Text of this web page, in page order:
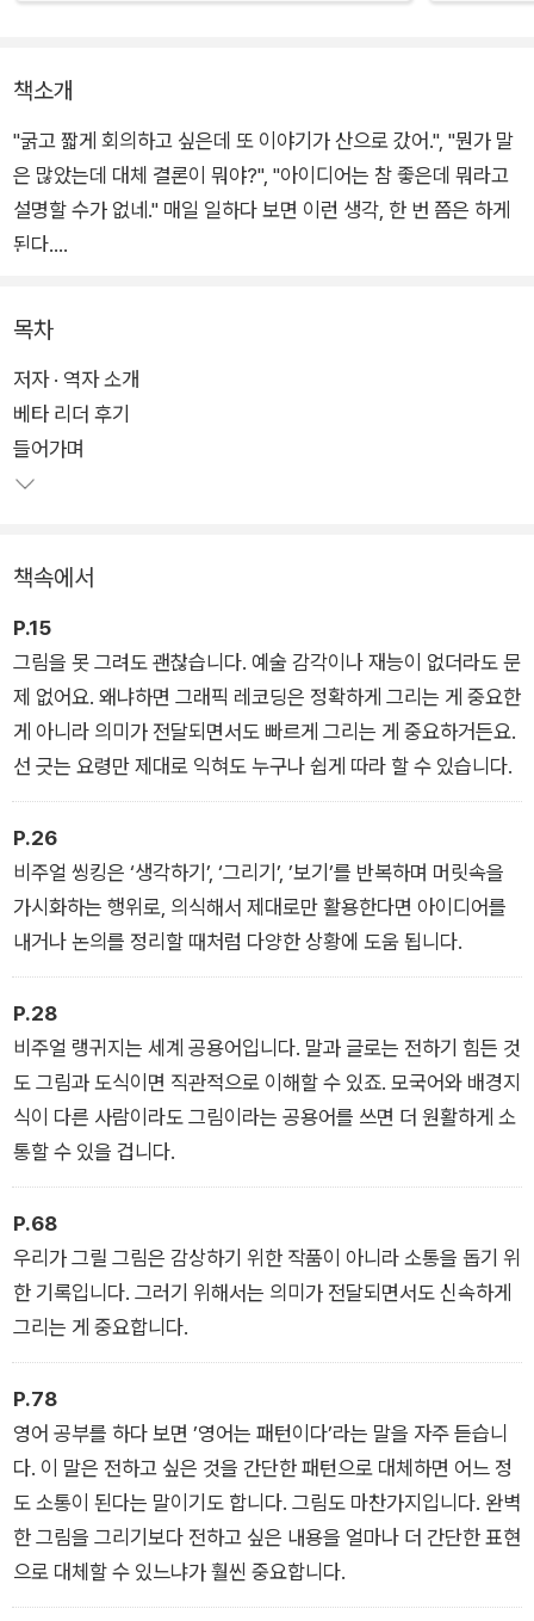
책소개
"굵고 짧게 회의하고 싶은데 또 이야기가 산으로 갔어.", "뭔가 말
은 많았는데 대체 결론이 뭐야?", "아이디어는 참 좋은데 뭐라고
설명할 수가 없네." 매일 일하다 보면 이런 생각, 한 번 쯤은 하게
된다.
더 생산적이고 더 창조적으로 일하고 싶은 여러분께 '그래픽 레코
딩'을 추천한다. 그래픽 레코딩은 회의나 강연 내용을 실시간에
가시화하는 기법으로, 생각을 공유하거나 문제를 발견하는 등, 커
뮤니케이션 활성화에 도움이 된다. 이 책은 그림을 직접 그리면서
사고력과 표현력을 키우는 걸 목표로 한다. 종이와 펜, 아이패드
나 갤럭시탭을 꺼내서 직접 따라하며 그려보자.
이디어를 스케치하거나, 자신의 이야기를 그림으로 표현하기도
하고, 다른 사람의 강연을 요약, 정리하기도 한다. 심지어 프로젝
트를 소개하는 홍보 자료로 활용되기도 한다. 그래픽 레코딩을 한
마디로 설명하면 ‘말과 생각을 그림으로 기록하고 공유하는 방
법’이다.
목차
저자 · 역자 소개
베타 리더 후기
들어가며
책속에서
P.15
그림을 못 그려도 괜찮습니다. 예술 감각이나 재능이 없더라도 문
제 없어요. 왜냐하면 그래픽 레코딩은 정확하게 그리는 게 중요한
게 아니라 의미가 전달되면서도 빠르게 그리는 게 중요하거든요.
선 긋는 요령만 제대로 익혀도 누구나 쉽게 따라 할 수 있습니다.
P.26
비주얼 씽킹은 ‘생각하기’, ‘그리기’, ’보기’를 반복하며 머릿속을
가시화하는 행위로, 의식해서 제대로만 활용한다면 아이디어를
내거나 논의를 정리할 때처럼 다양한 상황에 도움 됩니다.
P.28
비주얼 랭귀지는 세계 공용어입니다. 말과 글로는 전하기 힘든 것
도 그림과 도식이면 직관적으로 이해할 수 있죠. 모국어와 배경지
식이 다른 사람이라도 그림이라는 공용어를 쓰면 더 원활하게 소
통할 수 있을 겁니다.
P.68
우리가 그릴 그림은 감상하기 위한 작품이 아니라 소통을 돕기 위
한 기록입니다. 그러기 위해서는 의미가 전달되면서도 신속하게
그리는 게 중요합니다.
P.78
영어 공부를 하다 보면 ’영어는 패턴이다’라는 말을 자주 듣습니
다. 이 말은 전하고 싶은 것을 간단한 패턴으로 대체하면 어느 정
도 소통이 된다는 말이기도 합니다. 그림도 마찬가지입니다. 완벽
한 그림을 그리기보다 전하고 싶은 내용을 얼마나 더 간단한 표현
으로 대체할 수 있느냐가 훨씬 중요합니다.